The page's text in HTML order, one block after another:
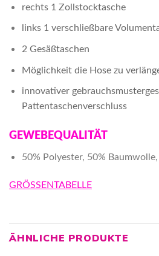
rechts 1 Zollstocktasche
links 1 verschließbare
2 Gesäßtaschen
Möglichkeit die Hose zu
innovativer
Pattentaschenverschluss
GEWEBEQUALITÄT
50% Polyester, 50%
GRÖSSENTABELLE
ÄHNLICHE PRODUKTE